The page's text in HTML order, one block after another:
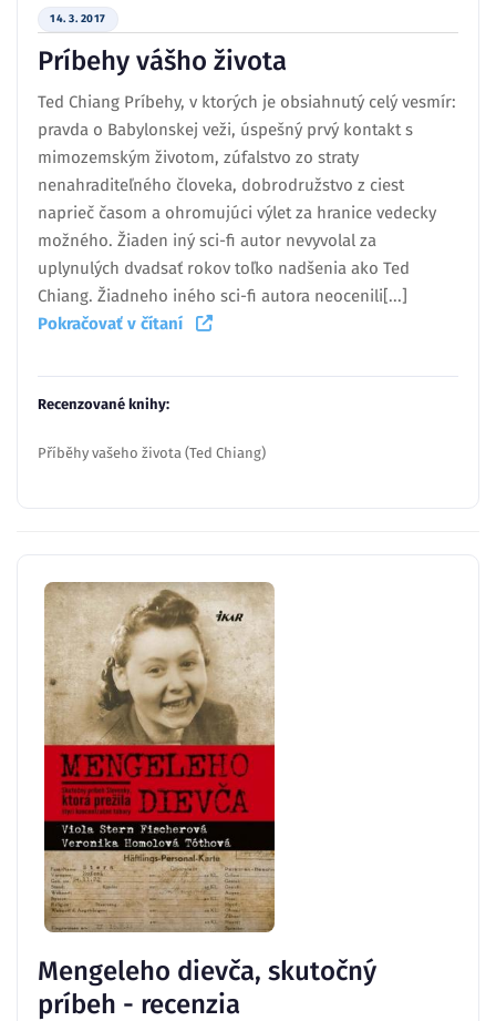
14. 3. 2017
Príbehy vášho života
Ted Chiang Príbehy, v ktorých je obsiahnutý celý vesmír:
pravda o Babylonskej veži, úspešný prvý kontakt s
mimozemským životom, zúfalstvo zo straty
nenahraditeľného človeka, dobrodružstvo z ciest
naprieč časom a ohromujúci výlet za hranice vedecky
možného. Žiaden iný sci-fi autor nevyvolal za
uplynulých dvadsať rokov toľko nadšenia ako Ted
Chiang. Žiadneho iného sci-fi autora neocenili[...]
Pokračovať v čítaní
Recenzované knihy:
Příběhy vašeho života (Ted Chiang)
Mengeleho dievča, skutočný
príbeh - recenzia